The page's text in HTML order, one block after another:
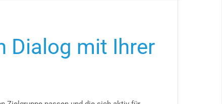
Dialog mit Ihrer